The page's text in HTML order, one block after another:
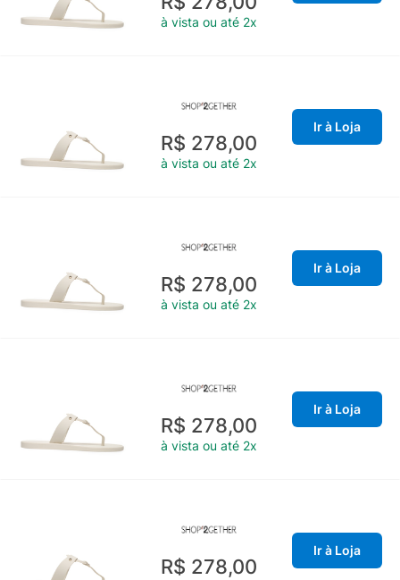
à vista ou até 2x
R$ 278,00
à vista ou até 2x
Ir à Loja
R$ 278,00
à vista ou até 2x
Ir à Loja
R$ 278,00
à vista ou até 2x
Ir à Loja
R$ 278,00
Ir à Loja